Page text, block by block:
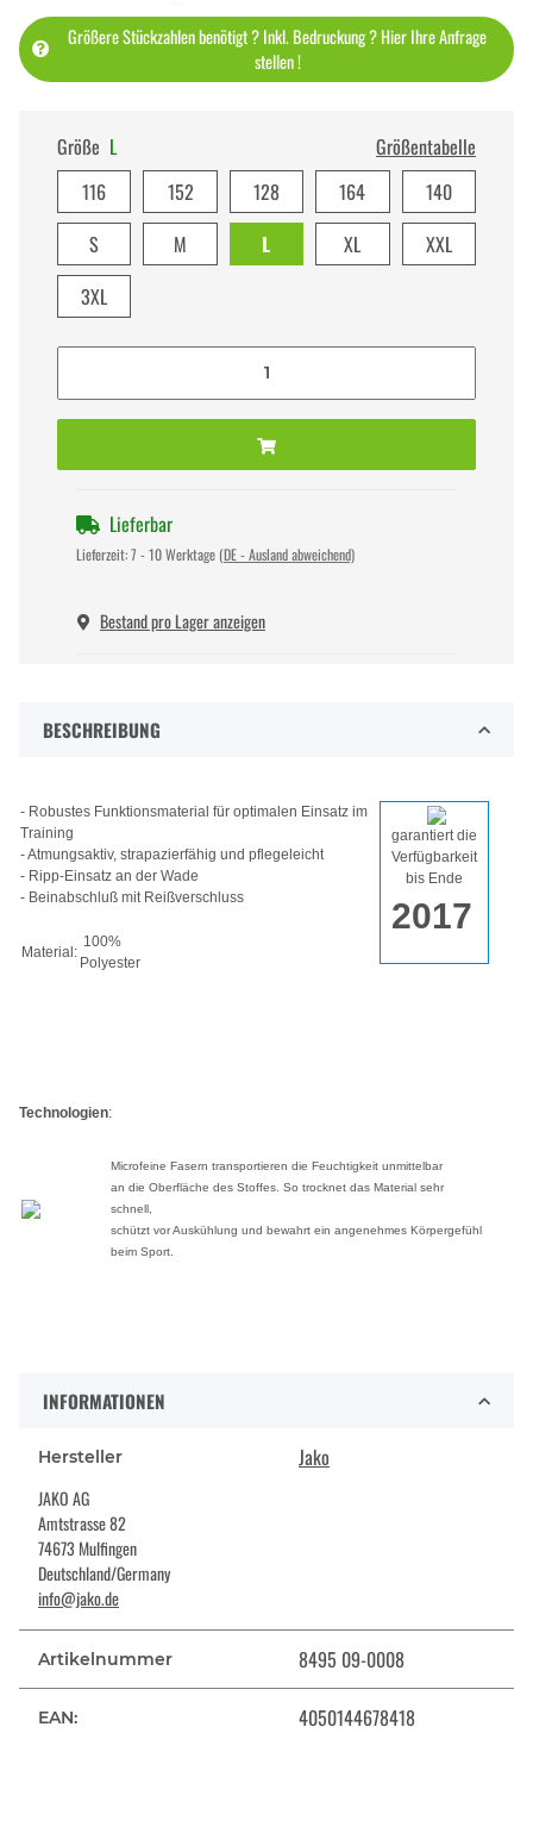
Größere Stückzahlen benötigt ? Inkl. Bedruckung ? Hier Ihre Anfrage
stellen !
Größe L
Größentabelle
116
152 128 164
140
S
M L XL
XXL
3XL
Lieferbar
Lieferzeit:7 - 10 Werktage (DE - Ausland abweichend)
Bestand pro Lager anzeigen
BESCHREIBUNG
- Robustes Funktionsmaterial für optimalen Einsatz im
Training
- Atmungsaktiv, strapazierfähig und pflegeleicht
- Ripp-Einsatz an der Wade
- Beinabschluß mit Reißverschluss
Material:
100%
Polyester
garantiert die
Verfügbarkeit
bis Ende
2017
Technologien:
Microfeine Fasern transportieren die Feuchtigkeit unmittelbar
an die Oberfläche des Stoffes. So trocknet das Material sehr
schnell,
schützt vor Auskühlung und bewahrt ein angenehmes Körpergefühl
beim Sport.
INFORMATIONEN
Hersteller Jako
JAKO AG
Amtstrasse 82
74673 Mulfingen
Deutschland/Germany
info@jako.de
Artikelnummer 8495 09-0008
EAN: 4050144678418